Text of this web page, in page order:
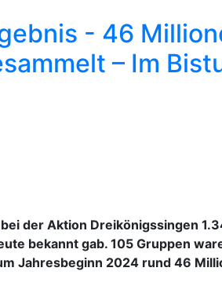
- 46
– Im
der Aktion Dreikönigssingen
bekannt gab. 105 Gruppen
Jahresbeginn 2024 rund 46